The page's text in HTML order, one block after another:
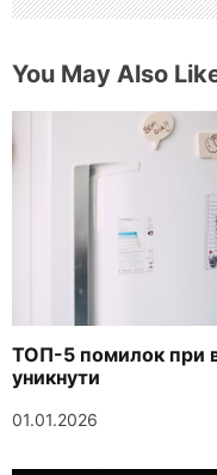
You May Also
ТОП-5 помилок при
уникнути
01.01.2026